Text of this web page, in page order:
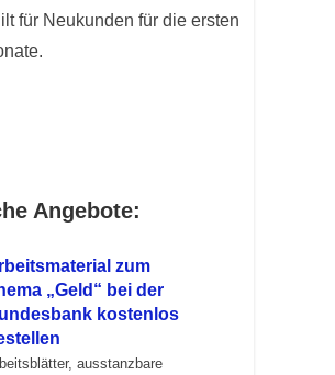
für Neukunden für die ersten
Angebote:
zum
„Geld“ bei der
kostenlos
ausstanzbare